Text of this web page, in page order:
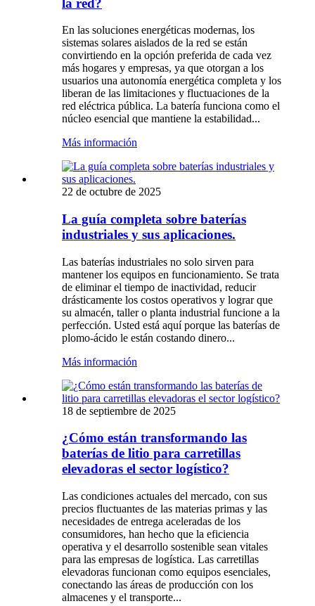
En las soluciones energéticas modernas, los
sistemas solares aislados de la red se están
convirtiendo en la opción preferida de cada vez
más hogares y empresas, ya que otorgan a los
usuarios una autonomía energética completa y los
liberan de las limitaciones y fluctuaciones de la
red eléctrica pública. La batería funciona como el
núcleo esencial que mantiene la estabilidad...
Más información
22 de octubre de 2025
La guía completa sobre baterías
industriales y sus aplicaciones.
Las baterías industriales no solo sirven para
mantener los equipos en funcionamiento. Se trata
de eliminar el tiempo de inactividad, reducir
drásticamente los costos operativos y lograr que
su almacén, taller o planta industrial funcione a la
perfección. Usted está aquí porque las baterías de
plomo-ácido le están costando dinero...
Más información
18 de septiembre de 2025
¿Cómo están transformando las
baterías de litio para carretillas
elevadoras el sector logístico?
Las condiciones actuales del mercado, con sus
precios fluctuantes de las materias primas y las
necesidades de entrega aceleradas de los
consumidores, han hecho que la eficiencia
operativa y el desarrollo sostenible sean vitales
para las empresas de logística. Las carretillas
elevadoras funcionan como equipos esenciales,
conectando las áreas de producción con los
almacenes y el transporte...